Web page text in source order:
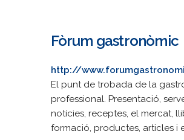
Fòrum gastronòmic
http://
El punt de trobada de la
professional. Presentació,
notícies, receptes, el mercat,
formació, productes, articles i